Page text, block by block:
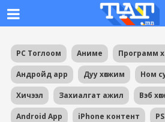
PC Тоглоом Аниме Программ
Андройд app Дуу хөгжим Ном
Хичээл Захиалгат ажил Вэб
Android App iPhone контент